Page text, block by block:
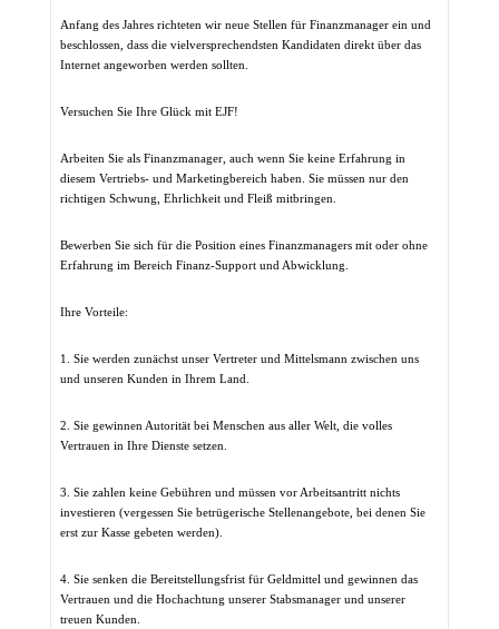
Anfang des Jahres richteten wir neue Stellen für Finanzmanager ein und
beschlossen, dass die vielversprechendsten Kandidaten direkt über das
Internet angeworben werden sollten.
Versuchen Sie Ihre Glück mit EJF!
Arbeiten Sie als Finanzmanager, auch wenn Sie keine Erfahrung in
diesem Vertriebs- und Marketingbereich haben. Sie müssen nur den
richtigen Schwung, Ehrlichkeit und Fleiß mitbringen.
Bewerben Sie sich für die Position eines Finanzmanagers mit oder ohne
Erfahrung im Bereich Finanz-Support und Abwicklung.
Ihre Vorteile:
1. Sie werden zunächst unser Vertreter und Mittelsmann zwischen uns
und unseren Kunden in Ihrem Land.
2. Sie gewinnen Autorität bei Menschen aus aller Welt, die volles
Vertrauen in Ihre Dienste setzen.
3. Sie zahlen keine Gebühren und müssen vor Arbeitsantritt nichts
investieren (vergessen Sie betrügerische Stellenangebote, bei denen Sie
erst zur Kasse gebeten werden).
4. Sie senken die Bereitstellungsfrist für Geldmittel und gewinnen das
Vertrauen und die Hochachtung unserer Stabsmanager und unserer
treuen Kunden.